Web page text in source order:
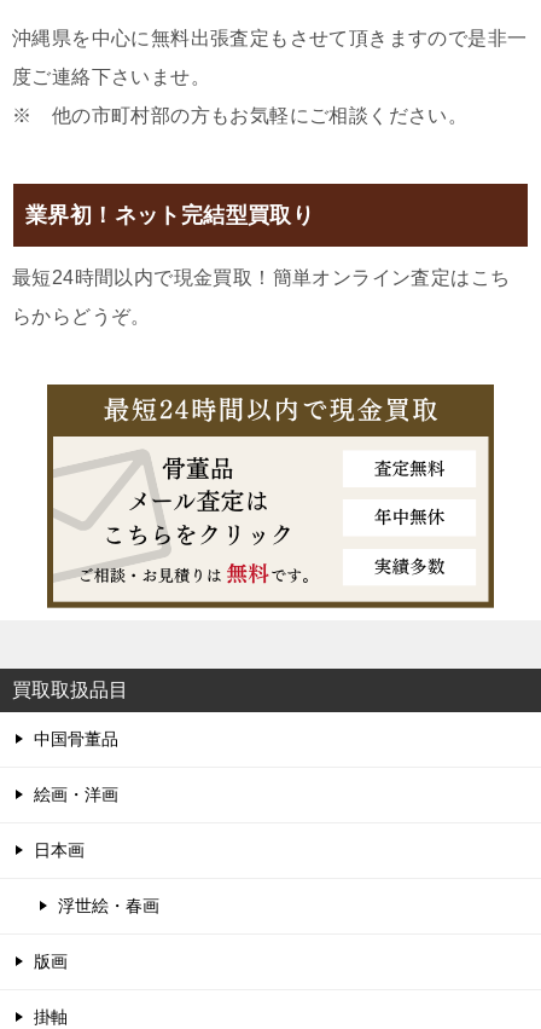
沖縄県を中心に無料出張査定もさせて頂きますので是非一
度ご連絡下さいませ。
※ 他の市町村部の方もお気軽にご相談ください。
業界初！ネット完結型買取り
最短24時間以内で現金買取！簡単オンライン査定はこち
らからどうぞ。
買取取扱品目
中国骨董品
絵画・洋画
日本画
浮世絵・春画
版画
掛軸